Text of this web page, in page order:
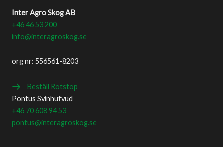
Inter Agro Skog AB
+46 46 53 200
info@interagroskog.se
org nr: 556561-8203
Beställ Rotstop
Pontus Svinhufvud
+46 70 608 94 53
pontus@interagroskog.se